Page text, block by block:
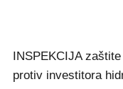
INSPEKCIJA
protiv investitora